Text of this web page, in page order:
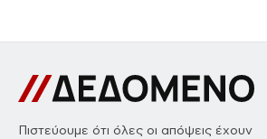
Πιστεύουμε ότι όλες οι απόψεις έχουν